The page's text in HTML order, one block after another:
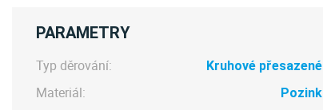
PARAMETRY
Typ děrování: Kruhové přesazené
Materiál: Pozink